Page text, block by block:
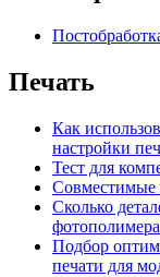
Печать
Как
настройки
Тест для
Совместимые
Сколько
Подбор
печати для